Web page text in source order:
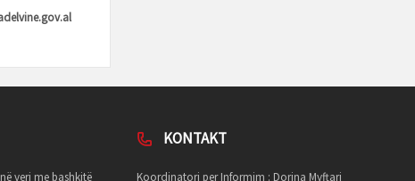
veri me bashkitë
KONTAKT
Koordinatori per Informim : Dorina Myftari